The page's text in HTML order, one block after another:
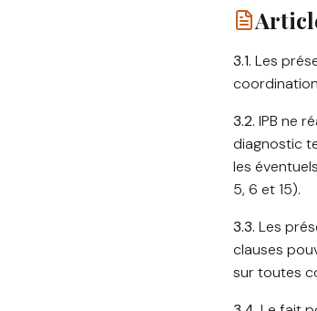
3.1. Les
3.2. IPB ne
diagnostic
les
5, 6 et 15).
3.3. Les
clauses
sur toutes